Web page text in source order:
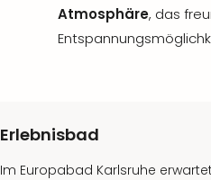
Atmosphäre, das
Erlebnisbad
Im Europabad Karlsruhe